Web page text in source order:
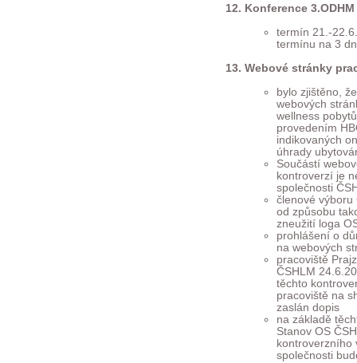
Konference
termín 21.-
termínu na 3
Webové stránky
bylo zjištěno,
webových
wellness
provedením
indikovaných
úhrady
Součástí
kontroverzí je
společnosti
členové výboru
od způsobu
zneužití loga
prohlášení o
na webových
pracoviště
ČSHLM
těchto
pracoviště na
zaslán dopis
na základě
Stanov OS
kontroverzního
společnosti